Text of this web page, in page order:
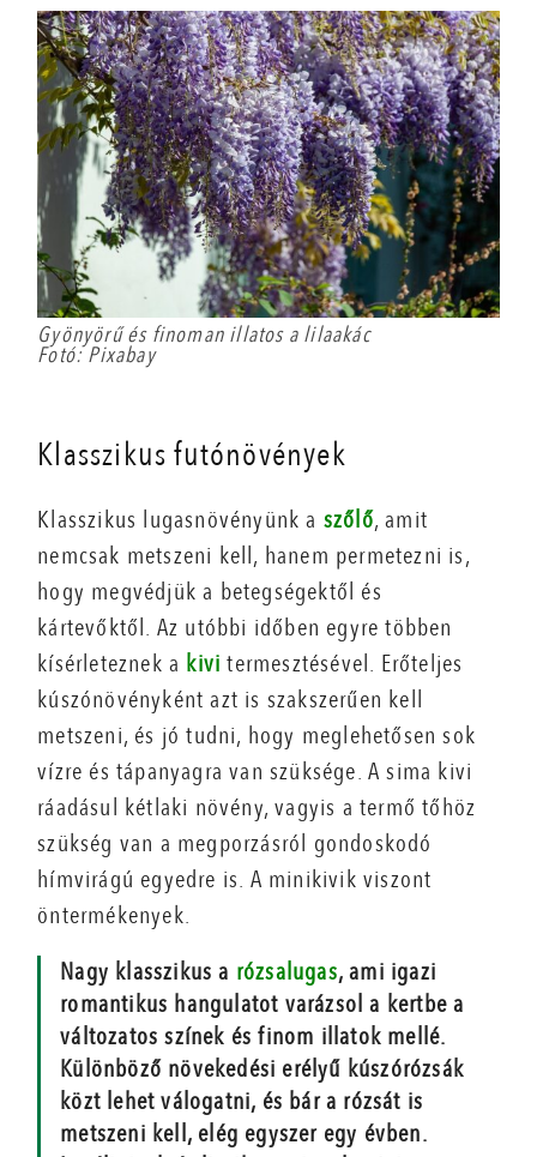
Gyönyörű és finoman illatos a lilaakác
Fotó: Pixabay
Klasszikus futónövények
Klasszikus lugasnövényünk a szőlő, amit
nemcsak metszeni kell, hanem permetezni is,
hogy megvédjük a betegségektől és
kártevőktől. Az utóbbi időben egyre többen
kísérleteznek a kivi termesztésével. Erőteljes
kúszónövényként azt is szakszerűen kell
metszeni, és jó tudni, hogy meglehetősen sok
vízre és tápanyagra van szüksége. A sima kivi
ráadásul kétlaki növény, vagyis a termő tőhöz
szükség van a megporzásról gondoskodó
hímvirágú egyedre is. A minikivik viszont
öntermékenyek.
Nagy klasszikus a rózsalugas, ami igazi
romantikus hangulatot varázsol a kertbe a
változatos színek és finom illatok mellé.
Különböző növekedési erélyű kúszórózsák
közt lehet válogatni, és bár a rózsát is
metszeni kell, elég egyszer egy évben.